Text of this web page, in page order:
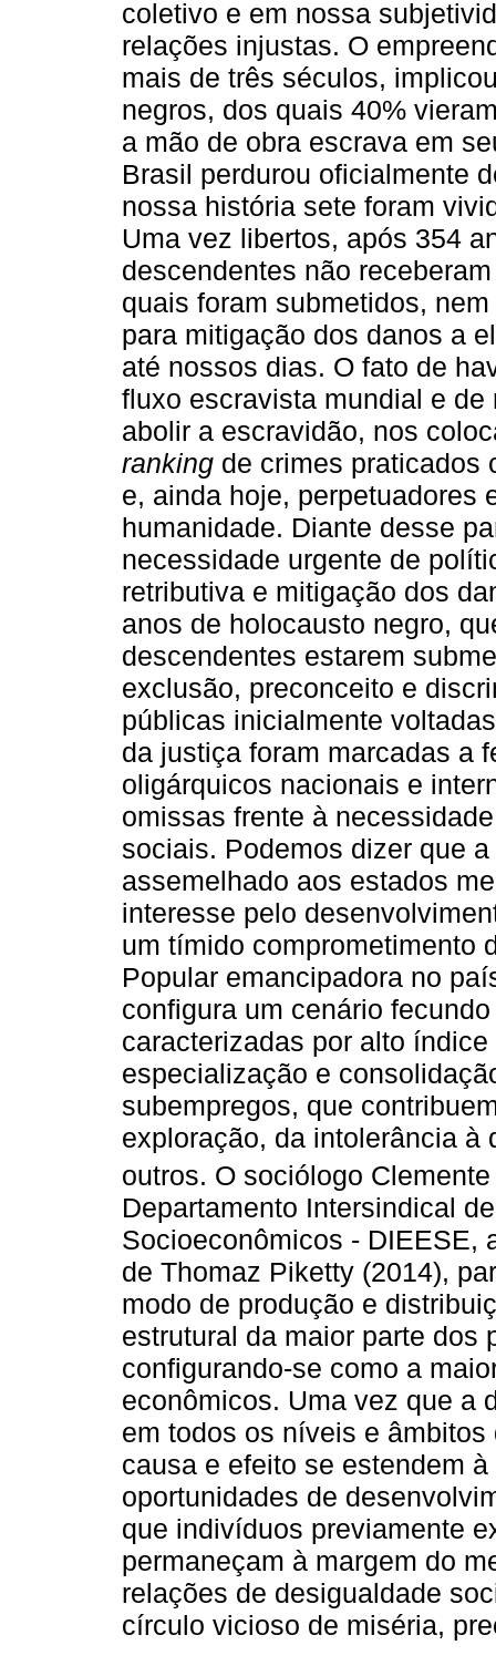
coletivo e em nossa
relações injustas. O
mais de três séculos,
negros, dos quais 40%
a mão de obra escrava em
Brasil perdurou oficialmente
nossa história sete foram
Uma vez libertos, após 354
descendentes não
quais foram submetidos,
para mitigação dos danos a
até nossos dias. O fato de
fluxo escravista mundial e
abolir a escravidão, nos
ranking de crimes praticados
e, ainda hoje, perpetuadores
humanidade. Diante desse
necessidade urgente de
retributiva e mitigação dos
anos de holocausto negro,
descendentes estarem
exclusão, preconceito e
públicas inicialmente
da justiça foram marcadas a
oligárquicos nacionais e
omissas frente à
sociais. Podemos dizer que
assemelhado aos estados
interesse pelo
um tímido comprometimento
Popular emancipadora no
configura um cenário
caracterizadas por alto
especialização e
subempregos, que
exploração, da intolerância à
outros. O sociólogo
Departamento Intersindical
Socioeconômicos - DIEESE,
de Thomaz Piketty (2014),
modo de produção e
estrutural da maior parte dos
configurando-se como a
econômicos. Uma vez que a
em todos os níveis e
causa e efeito se estendem
oportunidades de
que indivíduos previamente
permaneçam à margem do
relações de desigualdade
círculo vicioso de miséria,